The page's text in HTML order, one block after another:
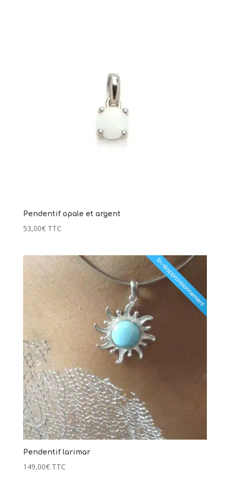
Pendentif opale et argent
53,00€ TTC
Pendentif larimar
149,00€ TTC